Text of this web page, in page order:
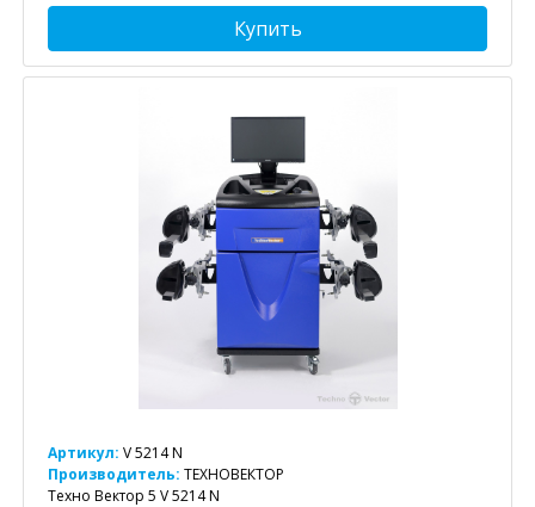
Купить
Артикул: V 5214 N
Производитель: ТЕХНОВЕКТОР
Техно Вектор 5 V 5214 N